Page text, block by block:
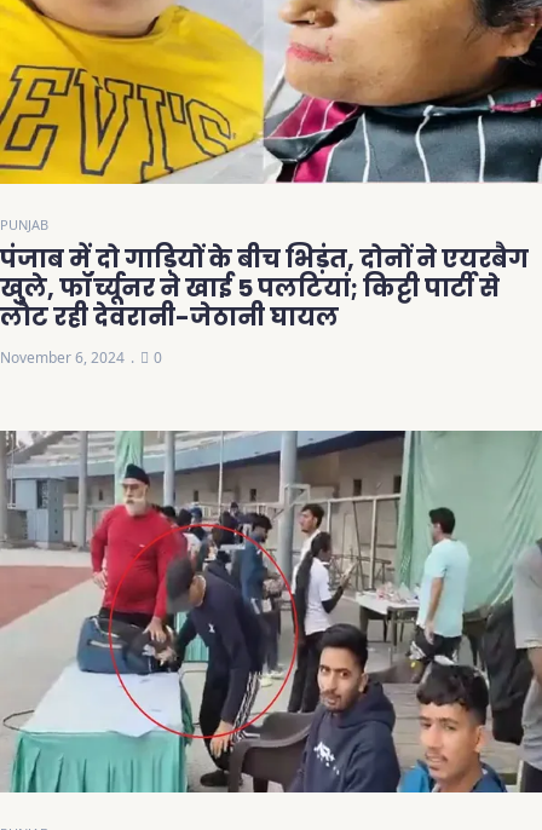
PUNJAB
पंजाब में दो गाड़ियों के बीच भिड़ंत, दोनों ने एयरबैग
खुले, फॉर्च्यूनर ने खाई 5 पलटियां; किट्टी पार्टी से
लौट रही देवरानी-जेठानी घायल
November 6, 2024 0